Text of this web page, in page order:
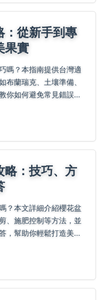
：從新手到專
果實
嗎？本指南提供台灣適
布蘭瑞克、土壤準備、
你如何避免常見錯誤如
略：技巧、方
？本文詳細介紹櫻花盆
、施肥控制等方法，並
，幫助你輕鬆打造美觀